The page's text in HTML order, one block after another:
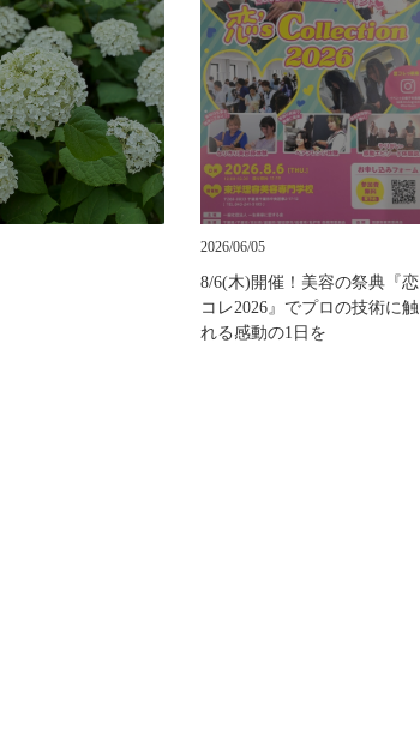
2026/06/05
8/6(木)開催！美容の祭典『恋
コレ2026』でプロの技術に触
れる感動の1日を